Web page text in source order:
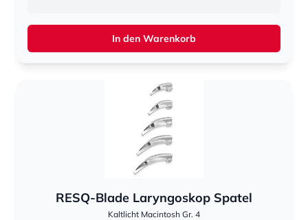
In den Warenkorb
RESQ-Blade Laryngoskop Spatel
Kaltlicht Macintosh Gr. 4